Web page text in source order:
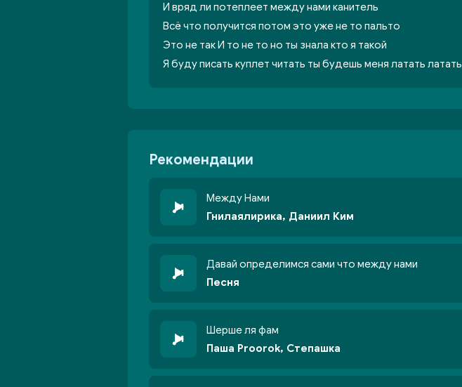
И вряд ли потеплеет между нами канитель
Всё что получится потом это уже не то пальто
Это не так И то не то но ты знала кто я такой
Я буду писать куплет читать ты будешь меня латать латать
Рекомендации
Между Нами
Гнилаялирика, Даниил Ким
Давай определимся сами что между нами
Песня
Шерше ля фам
Паша Proorok, Степашка